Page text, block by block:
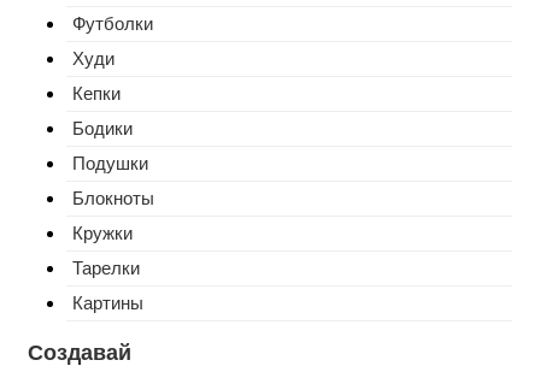
Футболки
Худи
Кепки
Бодики
Подушки
Блокноты
Кружки
Тарелки
Картины
Создавай